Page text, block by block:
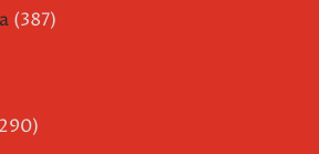
(387)